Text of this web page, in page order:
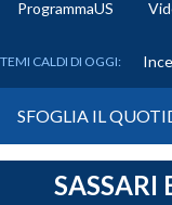
CRONACA
ProgrammaUS
TEMI CALDI DI OGGI:
SFOGLIA IL
SASSARI